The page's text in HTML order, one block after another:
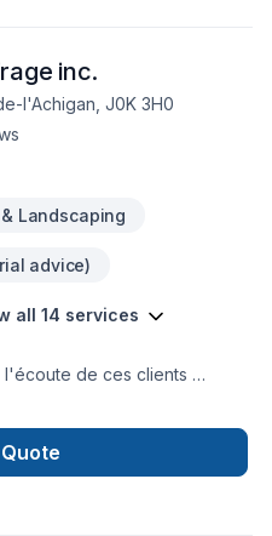
Levage de maison, Margelle,
et fenêtres, Puit de lumière,
extérieur, Salle de bain,
Toiture. Nous croyons en
adaptée à
inc.
l'Achigan, J0K 3H0
Landscaping
advice)
all 14 services
de ces clients
trottoir/balcon etc)